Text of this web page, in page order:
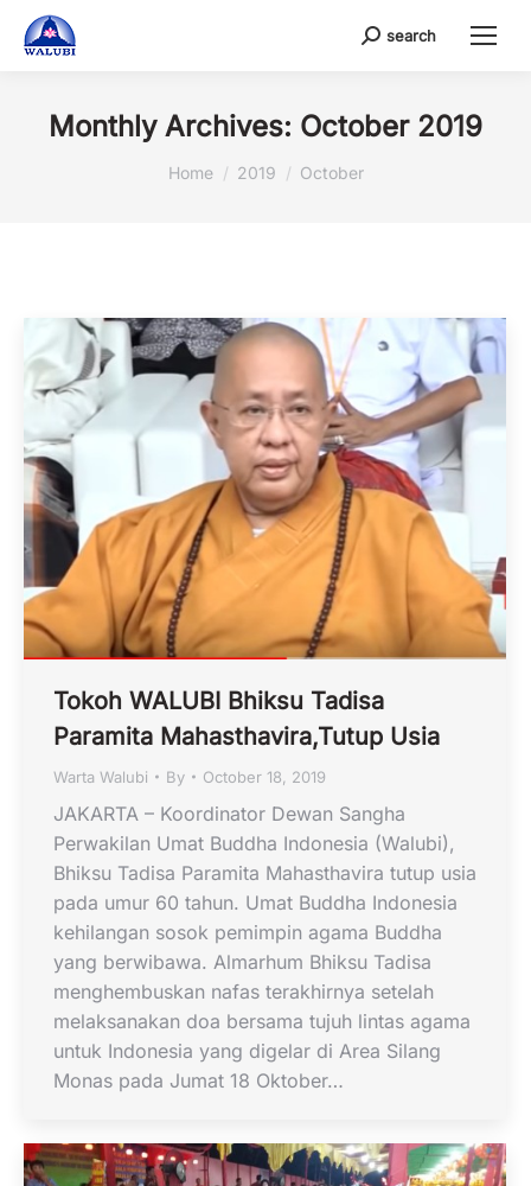
Search:
search
Monthly Archives: October 2019
You are here:
Home 2019 October
Tokoh WALUBI Bhiksu Tadisa
Paramita Mahasthavira,Tutup Usia
Warta Walubi By October 18, 2019
JAKARTA – Koordinator Dewan Sangha
Perwakilan Umat Buddha Indonesia (Walubi),
Bhiksu Tadisa Paramita Mahasthavira tutup usia
pada umur 60 tahun. Umat Buddha Indonesia
kehilangan sosok pemimpin agama Buddha
yang berwibawa. Almarhum Bhiksu Tadisa
menghembuskan nafas terakhirnya setelah
melaksanakan doa bersama tujuh lintas agama
untuk Indonesia yang digelar di Area Silang
Monas pada Jumat 18 Oktober…